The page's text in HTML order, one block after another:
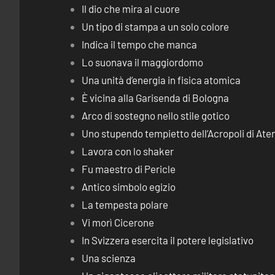
Il dio che mira al cuore
Un tipo di stampa a un solo colore
Indica il tempo che manca
Lo suonava il maggiordomo
Una unità d’energia in fisica atomica
È vicina alla Garisenda di Bologna
Arco di sostegno nello stile gotico
Uno stupendo tempietto dell’Acropoli di
Lavora con lo shaker
Fu maestro di Pericle
Antico simbolo egizio
La tempesta polare
Vi morì Cicerone
In Svizzera esercita il potere legislativo
Una scienza